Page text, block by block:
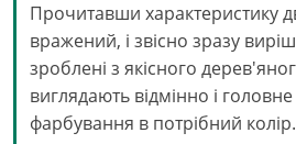
Прочитавши характеристику
вражений, і звісно зразу
зроблені з якісного
виглядають відмінно і
фарбування в потрібний колір.